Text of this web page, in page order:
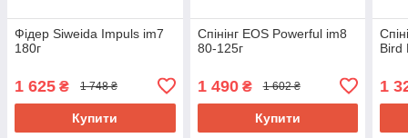
Фідер Siweida Impuls im7
180г
1 625 ₴ 1 748 ₴
Купити
Спінінг EOS Powerful im8
80-125г
1 490₴ 1 602 ₴
Купити
Bird
1